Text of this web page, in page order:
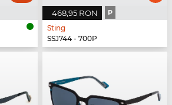
468,95 RON P
Sting
SSJ744 - 700P